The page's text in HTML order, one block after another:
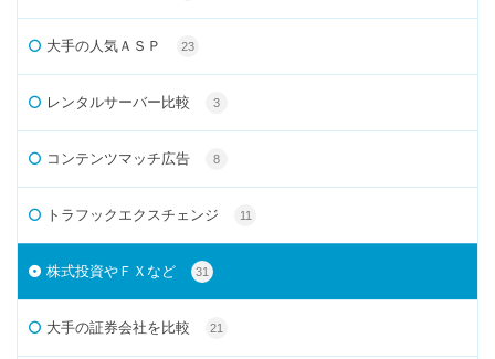
大手の人気ＡＳＰ 23
レンタルサーバー比較 3
コンテンツマッチ広告 8
トラフックエクスチェンジ 11
株式投資やＦＸなど 31
大手の証券会社を比較 21